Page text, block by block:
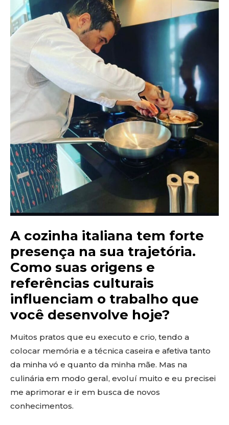
A cozinha italiana tem forte
presença na sua trajetória.
Como suas origens e
referências culturais
influenciam o trabalho que
você desenvolve hoje?
Muitos pratos que eu executo e crio, tendo a
colocar memória e a técnica caseira e afetiva tanto
da minha vó e quanto da minha mãe. Mas na
culinária em modo geral, evoluí muito e eu precisei
me aprimorar e ir em busca de novos
conhecimentos.